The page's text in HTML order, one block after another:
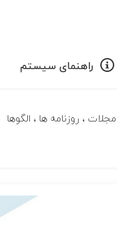
راهنمای سیستم
مجلات ، روزنامه ها ، الگوها